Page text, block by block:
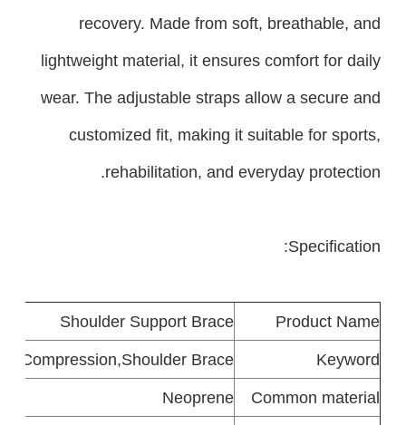
recovery. Made from soft, breathable, and
lightweight material, it ensures comfort for daily
wear. The adjustable straps allow a secure and
customized fit, making it suitable for sports,
rehabilitation, and everyday protection.
Specification:
Product Name
Shoulder Support Brace
Keyword
Compression,Shoulder Brace
Common material
Neoprene